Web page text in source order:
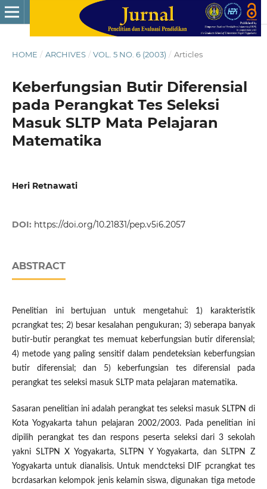
HOME / ARCHIVES / VOL. 5 NO. 6 (2003) / Articles
Keberfungsian Butir Diferensial
pada Perangkat Tes Seleksi
Masuk SLTP Mata Pelajaran
Matematika
Heri Retnawati
DOI: https://doi.org/10.21831/pep.v5i6.2057
ABSTRACT
Penelitian ini bertujuan untuk mengetahui: 1) karakteristik
pcrangkat tes; 2) besar kesalahan pengukuran; 3) seberapa banyak
butir-butir perangkat tes memuat keberfungsian butir diferensial;
4) metode yang paling sensitif dalam pendeteksian keberfungsian
butir diferensial; dan 5) keberfungsian tes diferensial pada
perangkat tes seleksi masuk SLTP mata pelajaran matematika.
Sasaran penelitian ini adalah perangkat tes seleksi masuk SLTPN di
Kota Yogyakarta tahun pelajaran 2002/2003. Pada penelitian ini
dipilih perangkat tes dan respons peserta seleksi dari 3 sekolah
yakni SLTPN X Yogyakarta, SLTPN Y Yogyakarta, dan SLTPN Z
Yogyakarta untuk dianalisis. Untuk mendcteksi DIF pcrangkat tes
bcrdasarkan kelompok jenis kelamin siswa, digunakan tiga metode